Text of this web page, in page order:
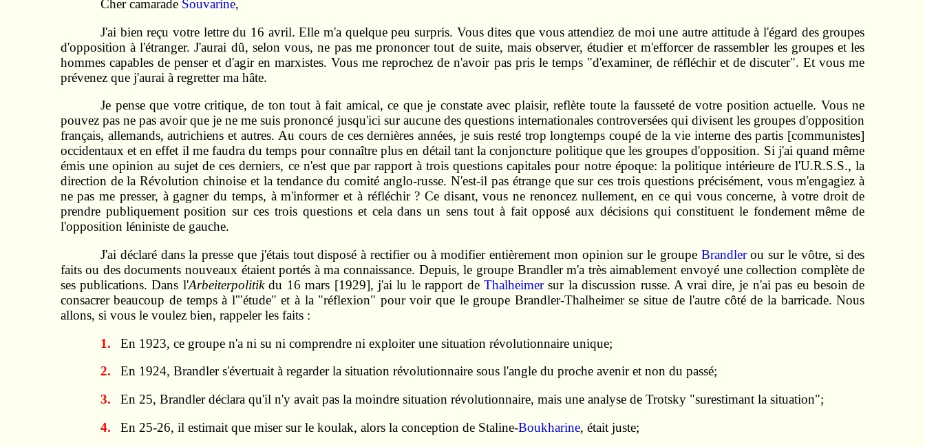
Cher camarade Souvarine,
J'ai bien reçu votre lettre du 16 avril. Elle m'a quelque peu surpris. Vous dites que vous attendiez de moi une autre attitude à l'égard des groupes
d'opposition à l'étranger. J'aurai dû, selon vous, ne pas me prononcer tout de suite, mais observer, étudier et m'efforcer de rassembler les groupes et les
hommes capables de penser et d'agir en marxistes. Vous me reprochez de n'avoir pas pris le temps "d'examiner, de réfléchir et de discuter". Et vous me
prévenez que j'aurai à regretter ma hâte.
Je pense que votre critique, de ton tout à fait amical, ce que je constate avec plaisir, reflète toute la fausseté de votre position actuelle. Vous ne
pouvez pas ne pas avoir que je ne me suis prononcé jusqu'ici sur aucune des questions internationales controversées qui divisent les groupes d'opposition
français, allemands, autrichiens et autres. Au cours de ces dernières années, je suis resté trop longtemps coupé de la vie interne des partis [communistes]
occidentaux et en effet il me faudra du temps pour connaître plus en détail tant la conjoncture politique que les groupes d'opposition. Si j'ai quand même
émis une opinion au sujet de ces derniers, ce n'est que par rapport à trois questions capitales pour notre époque: la politique intérieure de l'U.R.S.S., la
direction de la Révolution chinoise et la tendance du comité anglo-russe. N'est-il pas étrange que sur ces trois questions précisément, vous m'engagiez à
ne pas me presser, à gagner du temps, à m'informer et à réfléchir ? Ce disant, vous ne renoncez nullement, en ce qui vous concerne, à votre droit de
prendre publiquement position sur ces trois questions et cela dans un sens tout à fait opposé aux décisions qui constituent le fondement même de
l'opposition léniniste de gauche.
J'ai déclaré dans la presse que j'étais tout disposé à rectifier ou à modifier entièrement mon opinion sur le groupe Brandlerou sur le vôtre, si des
faits ou des documents nouveaux étaient portés à ma connaissance. Depuis, le groupe Brandler m'a très aimablement envoyé une collection complète de
ses publications. Dans l'Arbeiterpolitikdu 16 mars [1929], j'ai lu le rapport deThalheimersur la discussion russe. A vrai dire, je n'ai pas eu besoin de
consacrer beaucoup de temps à l'"étude" et à la "réflexion" pour voir que le groupe Brandler-Thalheimer se situe de l'autre côté de la barricade. Nous
allons, si vous le voulez bien, rappeler les faits :
1.
En 1923, ce groupe n'a ni su ni comprendre ni exploiter une situation révolutionnaire unique;
2.
En 1924, Brandler s'évertuait à regarder la situation révolutionnaire sous l'angle du proche avenir et non du passé;
3.
En 25, Brandler déclara qu'il n'y avait pas la moindre situation révolutionnaire, mais une analyse de Trotsky "surestimant la situation";
4.
En 25-26, il estimait que miser sur le koulak, alors la conception de Staline-Boukharine, était juste;